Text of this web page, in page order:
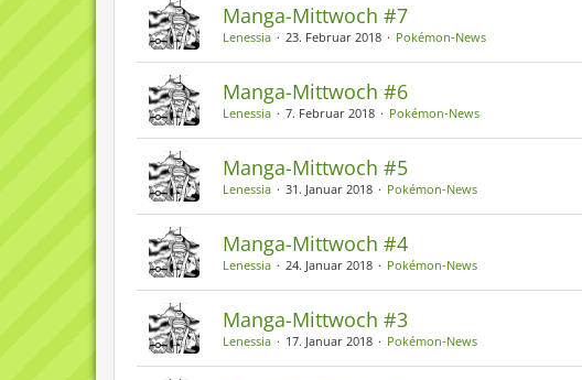
Manga-Mittwoch #7
Lenessia 23. Februar 2018 Pokémon-News
Manga-Mittwoch #6
Lenessia 7. Februar 2018 Pokémon-News
Manga-Mittwoch #5
Lenessia 31. Januar 2018 Pokémon-News
Manga-Mittwoch #4
Lenessia 24. Januar 2018 Pokémon-News
Manga-Mittwoch #3
Lenessia 17. Januar 2018 Pokémon-News